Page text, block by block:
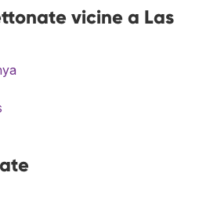
vicine a Las